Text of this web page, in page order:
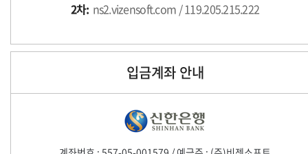
2차: ns2.vizensoft.com / 119.205.215.222
입금계좌 안내